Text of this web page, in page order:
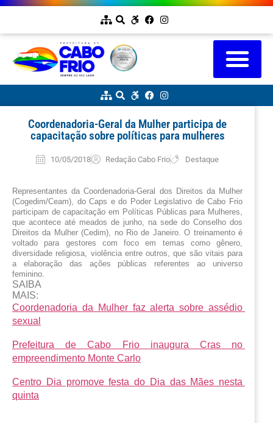
Coordenadoria-Geral da Mulher participa de
capacitação sobre políticas para mulheres
10/05/2018 Redação Cabo Frio Destaque
Representantes da Coordenadoria-Geral dos Direitos da Mulher
(Cogedim/Ceam), do Caps e do Poder Legislativo de Cabo Frio
participam de capacitação em Políticas Públicas para Mulheres,
que acontece até meados de junho, na sede do Conselho dos
Direitos da Mulher (Cedim), no Rio de Janeiro. O treinamento é
voltado para gestores com foco em temas como gênero,
diversidade religiosa, violência entre outros, que são vitais para
a elaboração das ações públicas referentes ao universo
feminino.
SAIBA
MAIS:
Coordenadoria da Mulher faz alerta sobre assédio
sexual
Prefeitura de Cabo Frio inaugura Cras no
empreendimento Monte Carlo
Centro Dia promove festa do Dia das Mães nesta
quinta